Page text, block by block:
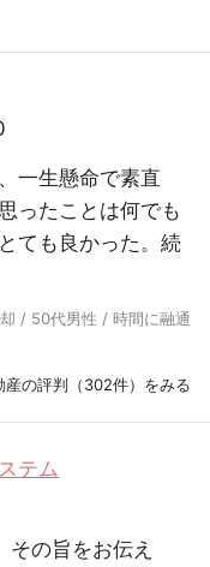
一生懸命で素直
ったことは何でも
ても良かった。 続
/ 50代男性 / 時間に融通
産の評判（302件）をみる
テム
の旨をお伝え